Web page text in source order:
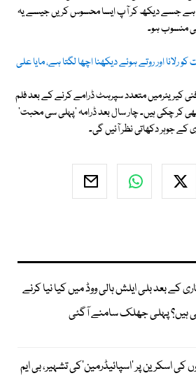
ہے جسے دیکھ کر آپ ایسا محسوس کریں جیسے یہ
منسوب ہو۔
رلانا اور روتے ہوئے دیکھنا اچھا لگتا ہے، مایا علی
کیریئرمیں متعدد سپرہٹ ڈرامے کرنے کے بعد فلم
کر چکی ہیں۔ چار سال بعد ڈرامہ 'پہلی سی محبت'
کے جوہر دکھاتی نظر آئیں گی۔
کے بعد بلی ایلش ہالی ووڈ میں کیا نیا کرنے
ہیں؟ پہلی جھلک سامنے آگئی
کی اسکرین پر ’اسپائیڈرمین‘کی تشہیر، بی ایم